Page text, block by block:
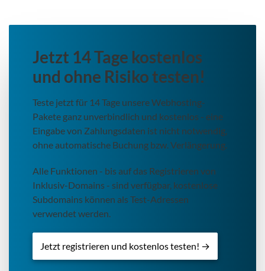
Jetzt 14 Tage kostenlos
und ohne Risiko testen!
Teste jetzt für 14 Tage unsere Webhosting-
Pakete ganz unverbindlich und kostenlos - eine
Eingabe von Zahlungsdaten ist nicht notwendig,
ohne automatische Buchung bzw. Verlängerung.
Alle Funktionen - bis auf das Registrieren von
Inklusiv-Domains - sind verfügbar, kostenlose
Subdomains können als Test-Adressen
verwendet werden.
Jetzt registrieren und kostenlos testen! →